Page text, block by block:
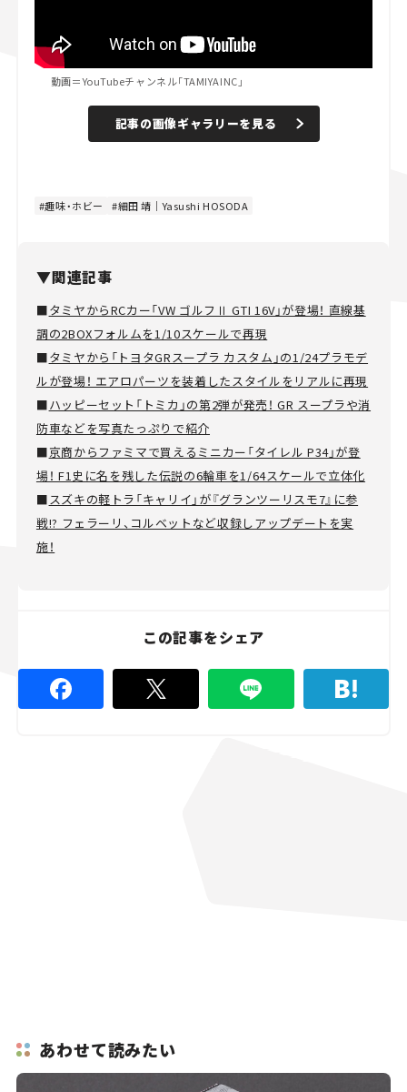
動画＝YouTubeチャンネル「TAMIYAINC」
記事の画像ギャラリーを見る
趣味・ホビー 細田 靖｜Yasushi HOSODA
▼関連記事
■タミヤからRCカー「VW ゴルフⅡ GTI 16V」が登場！ 直線基
調の2BOXフォルムを1/10スケールで再現
■タミヤから「トヨタGRスープラ カスタム」の1/24プラモデ
ルが登場！ エアロパーツを装着したスタイルをリアルに再現
■ハッピーセット「トミカ」の第2弾が発売！ GR スープラや消
防車などを写真たっぷりで紹介
■京商からファミマで買えるミニカー「タイレル P34」が登
場！ F1史に名を残した伝説の6輪車を1/64スケールで立体化
■スズキの軽トラ「キャリイ」が『グランツーリスモ7』に参
戦!? フェラーリ、コルベットなど収録しアップデートを実
施！
この記事をシェア
あわせて読みたい